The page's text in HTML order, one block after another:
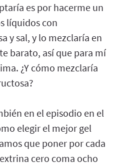
es por hacerme un
líquidos con
y sal, y lo mezclaría en
barato, así que para mí
¿Y cómo mezclaría
en el episodio en el
elegir el mejor gel
que poner por cada
cero coma ocho